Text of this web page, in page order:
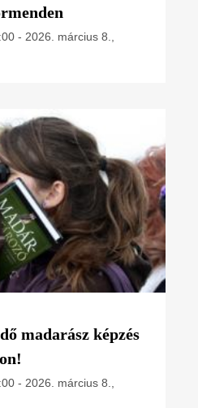
- 2026. március 8.,
madarász képzés
- 2026. március 8.,